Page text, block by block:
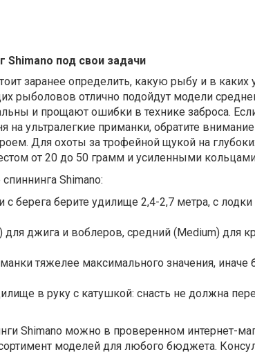
Shimano под свои задачи
заранее определить, какую рыбу и в каких
рыболовов отлично подойдут модели
и прощают ошибки в технике заброса.
на ультралегкие приманки, обратите
Для охоты за трофейной щукой на
от 20 до 50 грамм и усиленными
Shimano:
берега берите удилище 2,4-2,7 метра, с лодки
джига и воблеров, средний (Medium) для
тяжелее максимального значения,
в руку с катушкой: снасть не должна
Shimano можно в проверенном интернет-
моделей для любого бюджета.